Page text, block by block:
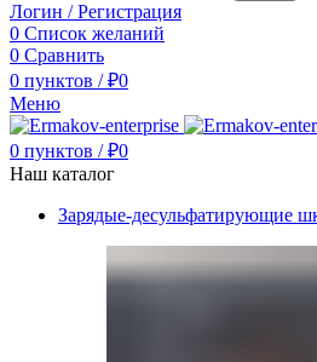
Логин / Регистрация
0 Список желаний
0 Сравнить
0 пунктов / ₽0
Меню
0 пунктов / ₽0
Наш каталог
Зарядые-десульфатирующие